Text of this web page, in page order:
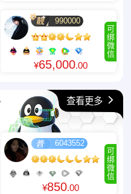
可
绑
微
信
990000
¥65,000.00
查看更多
可
绑
微
信
6043552
¥850.00